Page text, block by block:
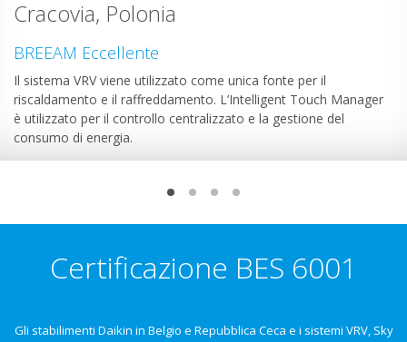
Cracovia, Polonia
BREEAM Eccellente
Il sistema VRV viene utilizzato come unica fonte per il
riscaldamento e il raffreddamento. L’Intelligent Touch Manager
è utilizzato per il controllo centralizzato e la gestione del
consumo di energia.
Certificazione BES 6001
Gli stabilimenti Daikin in Belgio e Repubblica Ceca e i sistemi VRV, Sky